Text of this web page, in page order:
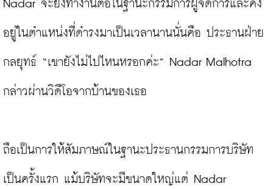
Nadar จะยังทำงานต่อในฐานะกรรมการผู้จัดการและคง
อยู่ในตำแหน่งที่ดำรงมาเป็นเวลานานนั่นคือ ประธานฝ่าย
กลยุทธ์ “เขายังไม่ไปไหนหรอกค่ะ” Nadar Malhotra
กล่าวผ่านวิดีโอจากบ้านของเธอ
ถือเป็นการให้สัมภาษณ์ในฐานะประธานกรรมการบริษัท
เป็นครั้งแรก แม้บริษัทจะมีขนาดใหญ่แต่ Nadar